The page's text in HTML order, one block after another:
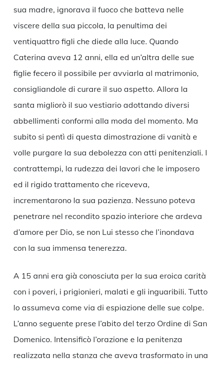
sua madre, ignorava il fuoco che batteva nelle
viscere della sua piccola, la penultima dei
ventiquattro figli che diede alla luce. Quando
Caterina aveva 12 anni, ella ed un’altra delle sue
figlie fecero il possibile per avviarla al matrimonio,
consigliandole di curare il suo aspetto. Allora la
santa migliorò il suo vestiario adottando diversi
abbellimenti conformi alla moda del momento. Ma
subito si pentì di questa dimostrazione di vanità e
volle purgare la sua debolezza con atti penitenziali. I
contrattempi, la rudezza dei lavori che le imposero
ed il rigido trattamento che riceveva,
incrementarono la sua pazienza. Nessuno poteva
penetrare nel recondito spazio interiore che ardeva
d’amore per Dio, se non Lui stesso che l’inondava
con la sua immensa tenerezza.
A 15 anni era già conosciuta per la sua eroica carità
con i poveri, i prigionieri, malati e gli inguaribili. Tutto
lo assumeva come via di espiazione delle sue colpe.
L’anno seguente prese l’abito del terzo Ordine di San
Domenico. Intensificò l’orazione e la penitenza
realizzata nella stanza che aveva trasformato in una